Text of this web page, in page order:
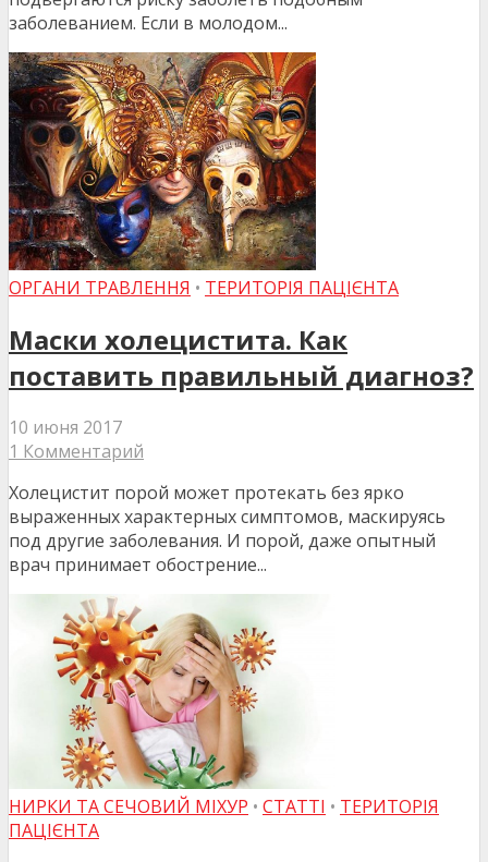
заболеванием. Если в молодом...
ОРГАНИ ТРАВЛЕННЯ • ТЕРИТОРІЯ ПАЦІЄНТА
Маски холецистита. Как
поставить правильный диагноз?
10 июня 2017
1 Комментарий
Холецистит порой может протекать без ярко
выраженных характерных симптомов, маскируясь
под другие заболевания. И порой, даже опытный
врач принимает обострение...
НИРКИ ТА СЕЧОВИЙ МІХУР • СТАТТІ • ТЕРИТОРІЯ
ПАЦІЄНТА